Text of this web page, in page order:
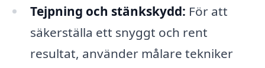
Tejpning och stänkskydd: För att
säkerställa ett snyggt och rent
resultat, använder målare tekniker